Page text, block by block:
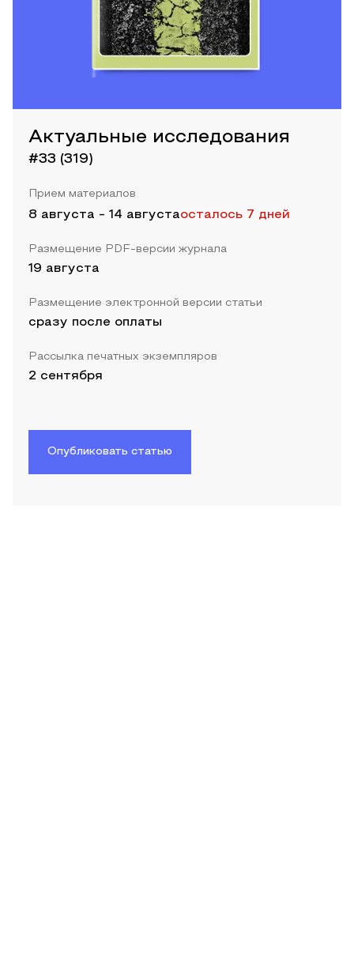
Актуальные исследования
#33 (319)
Прием материалов
8 августа - 14 августаосталось 7 дней
Размещение PDF-версии журнала
19 августа
Размещение электронной версии статьи
сразу после оплаты
Рассылка печатных экземпляров
2 сентября
Опубликовать статью